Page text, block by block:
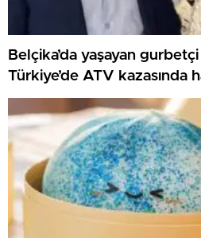
Belçika’da yaşayan
Türkiye’de ATV kazasında